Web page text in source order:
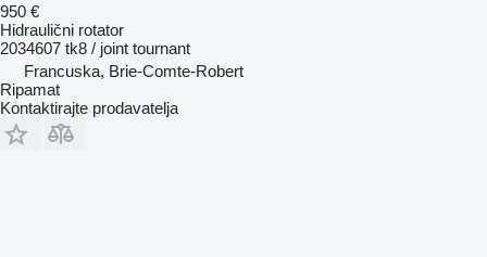
950 €
Hidraulični rotator
2034607 tk8 / joint tournant
Francuska, Brie-Comte-Robert
Ripamat
Kontaktirajte prodavatelja